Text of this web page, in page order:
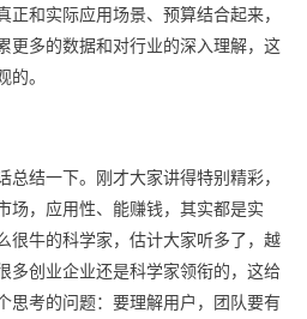
和实际应用场景、预算结合起来，
更多的数据和对行业的深入理解，这
。
总结一下。刚才大家讲得特别精彩，
场，应用性、能赚钱，其实都是实
很牛的科学家，估计大家听多了，越
多创业企业还是科学家领衔的，这给
思考的问题：要理解用户，团队要有